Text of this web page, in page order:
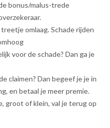
bonus/malus-trede
omlaag. Schade rijden
voor de schade? Dan ga je
claimen? Dan begeef je je in
en betaal je meer premie.
groot of klein, val je terug op